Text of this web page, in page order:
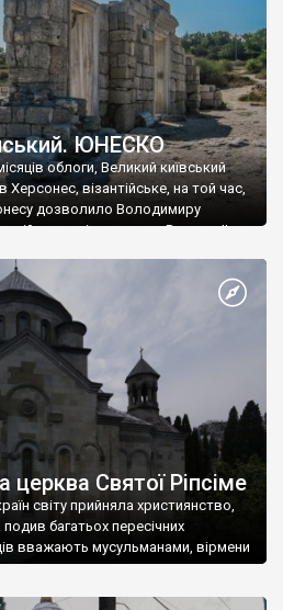
ЮНЕСКО
облоги, Великий київський
візантійське, на той час,
дозволило Володимиру
імператору Василю ІІ, та
став Василем-християнином.
На честь Херсонесу Таврійського
церква Святої Ріпсіме
світу прийняла християнство,
багатьох пересічних
вважають мусульманами, вірмени